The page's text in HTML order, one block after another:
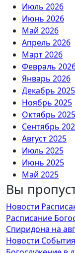
Июль 2026
Июнь 2026
Май 2026
Апрель 2026
Март 2026
Февраль
Январь 2026
Декабрь 2025
Ноябрь 2025
Октябрь 2025
Сентябрь
Август 2025
Июль 2025
Июнь 2025
Май 2025
Апрель 2025
Март 2025
Февраль
Январь 2025
Декабрь 2024
Ноябрь 2024
Вы
Новости
Расписание
Спиридона на
Новости